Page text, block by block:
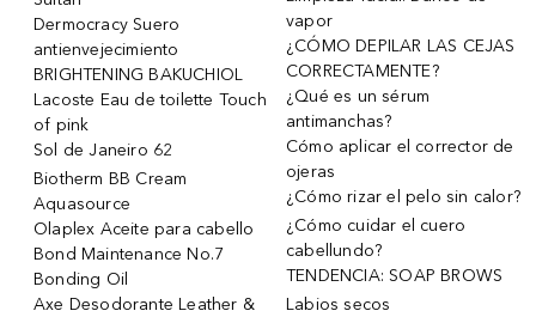
Dermocracy Suero
antienvejecimiento
BRIGHTENING BAKUCHIOL
Lacoste Eau de toilette Touch
of pink
Sol de Janeiro 62
Biotherm BB Cream
Aquasource
Olaplex Aceite para cabello
Bond Maintenance No.7
Bonding Oil
Axe Desodorante Leather &
vapor
¿CÓMO DEPILAR LAS CEJAS
CORRECTAMENTE?
¿Qué es un sérum
antimanchas?
Cómo aplicar el corrector de
ojeras
¿Cómo rizar el pelo sin calor?
¿Cómo cuidar el cuero
cabellundo?
TENDENCIA: SOAP BROWS
Labios secos